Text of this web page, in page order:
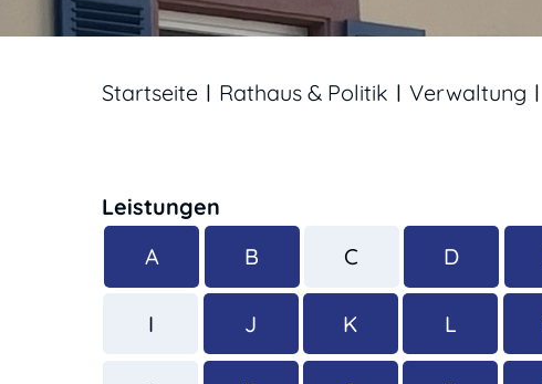
Startseite Rathaus & Politik Verwaltung
Leistungen
A
B C D
I J K L